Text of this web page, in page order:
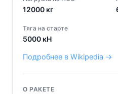
12000 кг
Тяга на старте
5000 кН
Подробнее в Wikipedia →
О РАКЕТЕ